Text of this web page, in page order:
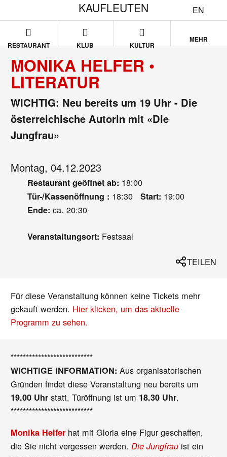
EN
KAUFLEUTEN
RESTAURANT KLUB KULTUR
MEHR
MONIKA HELFER •
LITERATUR
WICHTIG: Neu bereits um 19 Uhr - Die
österreichische Autorin mit «Die
Jungfrau»
Montag, 04.12.2023
Restaurant geöffnet ab: 18:00
Tür-/Kassenöffnung : 18:30 Start: 19:00
Ende: ca. 20:30
Veranstaltungsort: Festsaal
TEILEN
Für diese Veranstaltung können keine Tickets mehr
gekauft werden. Hier klicken, um das aktuelle
Programm zu sehen.
***************************
WICHTIGE INFORMATION:Aus organisatorischen
Gründen findet diese Veranstaltung neu bereits um
19.00 Uhr statt, Türöffnung ist um 18.30 Uhr.
***************************
Monika Helfer hat mit Gloria eine Figur geschaffen,
die Sie nicht vergessen werden.Die Jungfrau ist ein